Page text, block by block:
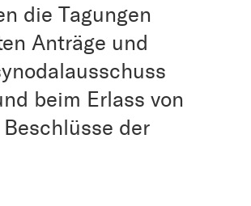
die Tagungen
Anträge und
beim Erlass von
der